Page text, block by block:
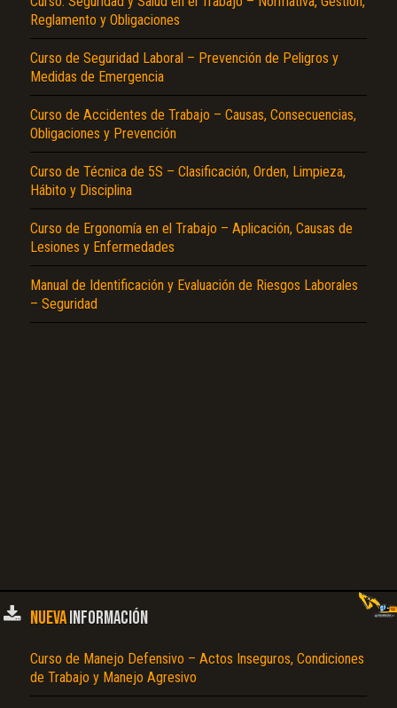
Reglamento y Obligaciones
Curso de Seguridad Laboral – Prevención de Peligros y
Medidas de Emergencia
Curso de Accidentes de Trabajo – Causas, Consecuencias,
Obligaciones y Prevención
Curso de Técnica de 5S – Clasificación, Orden, Limpieza,
Hábito y Disciplina
Curso de Ergonomía en el Trabajo – Aplicación, Causas de
Lesiones y Enfermedades
Manual de Identificación y Evaluación de Riesgos Laborales
– Seguridad
NUEVAINFORMACIÓN
Curso de Manejo Defensivo – Actos Inseguros, Condiciones
de Trabajo y Manejo Agresivo
El Título es incorrecto según el contenido.
Texto o Imagen de portada son erróneos.
No carga o no se visualiza el contenido.
Reportar otro tipo de error...